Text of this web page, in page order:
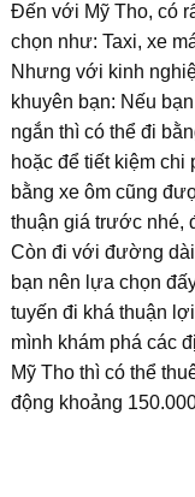
Đến với Mỹ Tho, có
chọn như: Taxi, xe
Nhưng với kinh
khuyên bạn: Nếu
ngắn thì có thể đi
hoặc để tiết kiệm chi
bằng xe ôm cũng
thuận giá trước nhé,
Còn đi với đường
bạn nên lựa chọn
tuyến đi khá thuận
mình khám phá các
Mỹ Tho thì có thể
động khoảng